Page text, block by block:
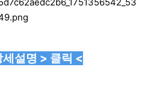
설명 > 클릭 <